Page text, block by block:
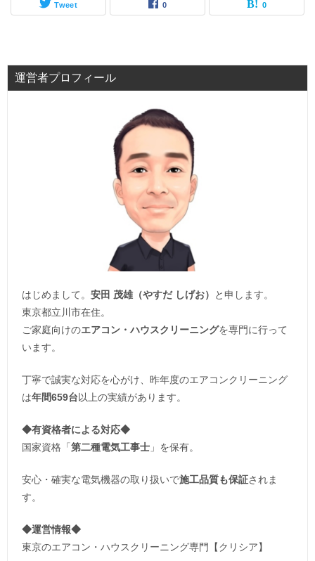
Tweet 0 0
運営者プロフィール
はじめまして。 安田 茂雄（やすだ しげお）
と申します。
東京都立川市在住。
ご家庭向けのエアコン・ハウスクリーニングを専門に行って
います。
丁寧で誠実な対応を心がけ、昨年度のエアコンクリーニング
は年間659台以上の実績があります。
◆有資格者による対応◆
国家資格「 第二種電気工事士 」を保有。
安心・確実な電気機器の取り扱いで施工品質も保証されま
す。
◆運営情報◆
東京のエアコン・ハウスクリーニング専門【クリシア】